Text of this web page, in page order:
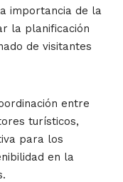
importancia de la
la planificación
de visitantes
entre
turísticos,
para los
en la